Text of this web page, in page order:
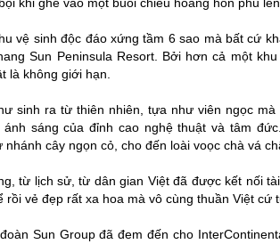
vệ sinh độc đáo xứng tầm 6 sao mà bất cứ
Sun Peninsula Resort. Bởi hơn cả một
là không giới hạn.
sinh ra từ thiên nhiên, tựa như viên ngọc
sáng của đỉnh cao nghệ thuật và tâm
cây ngọn cỏ, cho đến loài voọc chà vá
từ lịch sử, từ dân gian Việt đã được kết nối
vẻ đẹp rất xa hoa mà vô cùng thuần Việt cứ
Sun Group đã đem đến cho